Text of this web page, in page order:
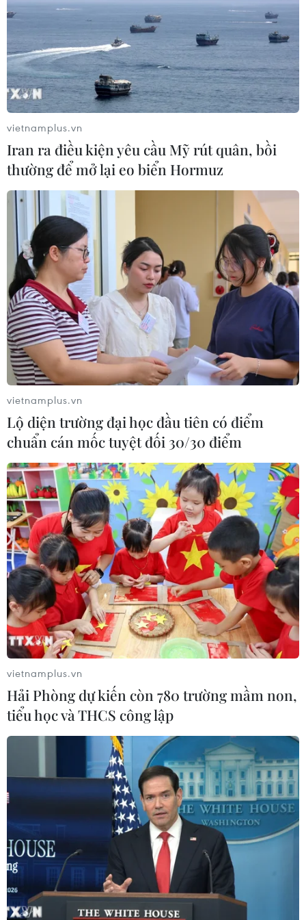
TIN CÙNG CHUYÊN MỤC
Thành phố Hồ Chí Minh xuất hiện
mưa dông trên diện rộng
09/08/2026 13:14
Hà Nội: Xử lý dứt điểm 3 vụ việc vi
phạm tại hồ Đồng Đò trước 30/9
vietnamplus.vn
Iran ra điều kiện yêu cầu Mỹ rút quân, bồi
thường để mở lại eo biển Hormuz
vietnamplus.vn
Lộ diện trường đại học đầu tiên có điểm
chuẩn cán mốc tuyệt đối 30/30 điểm
vietnamplus.vn
Hải Phòng dự kiến còn 780 trường mầm non,
tiểu học và THCS công lập